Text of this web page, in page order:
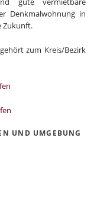
Denkmalwohnung in
Zukunft.
zum Kreis/Bezirk
UND UMGEBUNG